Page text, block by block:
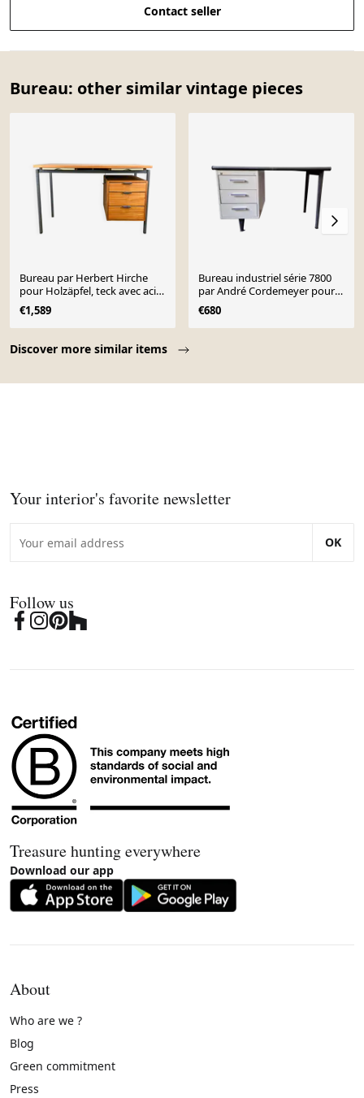
Contact seller
Bureau: other similar vintage pieces
Discover more similar items
Bureau par Herbert Hirche
pour Holzäpfel, teck avec acier
tubulaire, années 1960.
€1,589
Bureau industriel série 7800
par André Cordemeyer pour
Gispen, années 1960
€680
Your interior's favorite newsletter
OK
Follow us
Treasure hunting everywhere
Download our app
About
Who are we ?
Blog
Green commitment
Press